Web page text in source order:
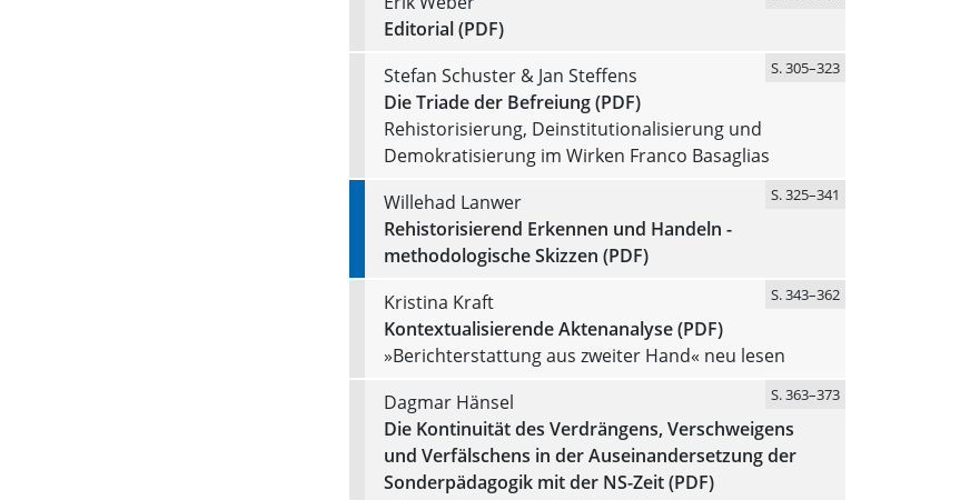
Editorial (PDF)
Stefan Schuster & Jan Steffens
S. 305–323
Die Triade der Befreiung (PDF)
Rehistorisierung, Deinstitutionalisierung und
Demokratisierung im Wirken Franco Basaglias
Willehad Lanwer
S. 325–341
Rehistorisierend Erkennen und Handeln -
methodologische Skizzen (PDF)
Kristina Kraft
S. 343–362
Kontextualisierende Aktenanalyse (PDF)
»Berichterstattung aus zweiter Hand« neu lesen
Dagmar Hänsel
S. 363–373
Die Kontinuität des Verdrängens, Verschweigens
und Verfälschens in der Auseinandersetzung der
Sonderpädagogik mit der NS-Zeit (PDF)